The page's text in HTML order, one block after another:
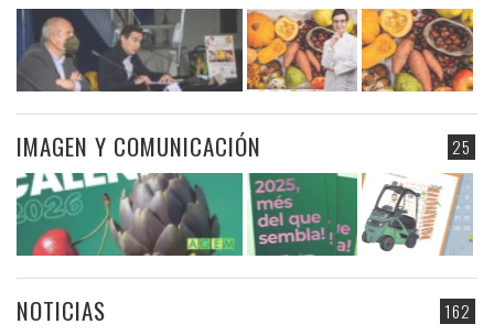
25
IMAGEN Y COMUNICACIÓN
162
NOTICIAS